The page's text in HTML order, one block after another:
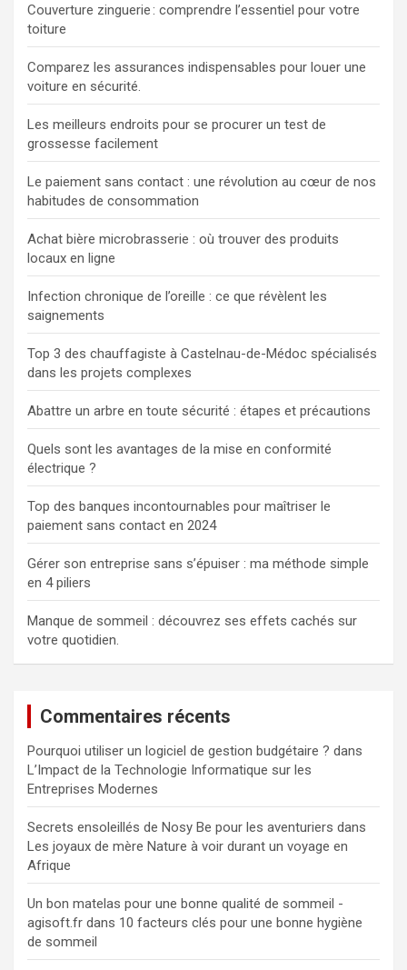
Couverture zinguerie : comprendre l’essentiel pour votre
toiture
Comparez les assurances indispensables pour louer une
voiture en sécurité.
Les meilleurs endroits pour se procurer un test de
grossesse facilement
Le paiement sans contact : une révolution au cœur de nos
habitudes de consommation
Achat bière microbrasserie : où trouver des produits
locaux en ligne
Infection chronique de l’oreille : ce que révèlent les
saignements
Top 3 des chauffagiste à Castelnau-de-Médoc spécialisés
dans les projets complexes
Abattre un arbre en toute sécurité : étapes et précautions
Quels sont les avantages de la mise en conformité
électrique ?
Top des banques incontournables pour maîtriser le
paiement sans contact en 2024
Gérer son entreprise sans s’épuiser : ma méthode simple
en 4 piliers
Manque de sommeil : découvrez ses effets cachés sur
votre quotidien.
Commentaires récents
Pourquoi utiliser un logiciel de gestion budgétaire ? dans
L’Impact de la Technologie Informatique sur les
Entreprises Modernes
Secrets ensoleillés de Nosy Be pour les aventuriers dans
Les joyaux de mère Nature à voir durant un voyage en
Afrique
Un bon matelas pour une bonne qualité de sommeil -
agisoft.fr dans 10 facteurs clés pour une bonne hygiène
de sommeil